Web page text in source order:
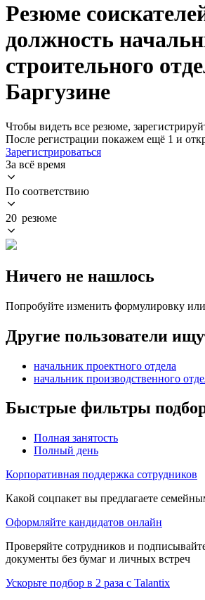
Резюме
должность
строительного
Баргузине
Чтобы видеть все резюме,
После регистрации покажем ещё 1 и
Зарегистрироваться
За всё время
По соответствию
20 резюме
Ничего не нашлось
Попробуйте изменить формулировку
Другие пользователи
начальник проектного отдела
начальник производственного
Быстрые фильтры
Полная занятость
Полный день
Корпоративная поддержка сотрудников
Какой соцпакет вы предлагаете
Оформляйте кандидатов онлайн
Проверяйте сотрудников и
документы без бумаг и личных встреч
Ускорьте подбор в 2 раза с Talantix